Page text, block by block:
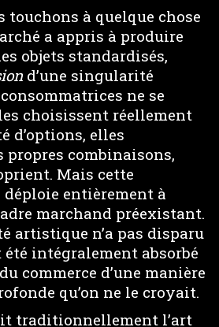
touchons à quelque chose
a appris à produire
objets standardisés,
d’une singularité
ne se
choisissent réellement
d’options, elles
propres combinaisons,
Mais cette
entièrement à
marchand préexistant.
artistique n’a pas disparu
intégralement absorbé
commerce d’une manière
qu’on ne le croyait.
traditionnellement l’art